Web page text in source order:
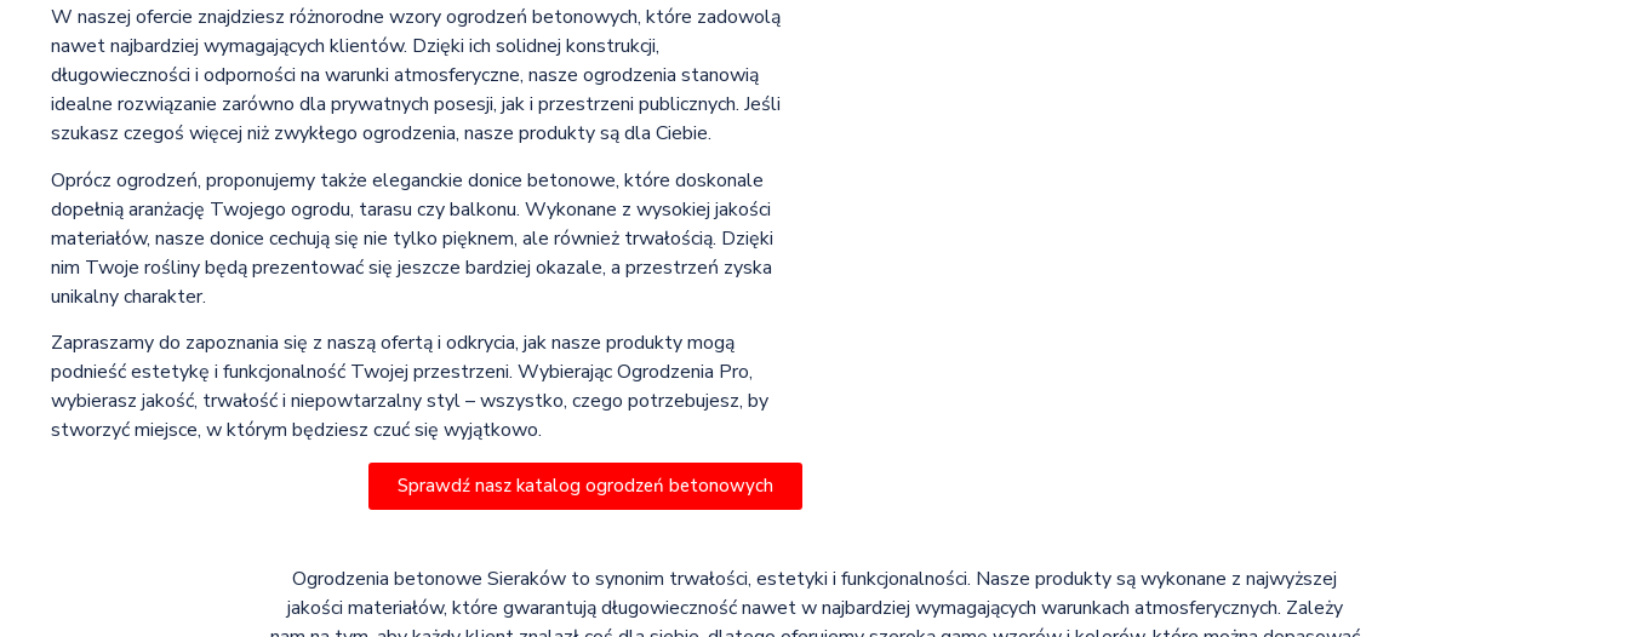
W naszej ofercie znajdziesz różnorodne wzory ogrodzeń betonowych, które zadowolą
nawet najbardziej wymagających klientów. Dzięki ich solidnej konstrukcji,
długowieczności i odporności na warunki atmosferyczne, nasze ogrodzenia stanowią
idealne rozwiązanie zarówno dla prywatnych posesji, jak i przestrzeni publicznych. Jeśli
szukasz czegoś więcej niż zwykłego ogrodzenia, nasze produkty są dla Ciebie.
Oprócz ogrodzeń, proponujemy także eleganckie donice betonowe, które doskonale
dopełnią aranżację Twojego ogrodu, tarasu czy balkonu. Wykonane z wysokiej jakości
materiałów, nasze donice cechują się nie tylko pięknem, ale również trwałością. Dzięki
nim Twoje rośliny będą prezentować się jeszcze bardziej okazale, a przestrzeń zyska
unikalny charakter.
Zapraszamy do zapoznania się z naszą ofertą i odkrycia, jak nasze produkty mogą
podnieść estetykę i funkcjonalność Twojej przestrzeni. Wybierając Ogrodzenia Pro,
wybierasz jakość, trwałość i niepowtarzalny styl – wszystko, czego potrzebujesz, by
stworzyć miejsce, w którym będziesz czuć się wyjątkowo.
Sprawdź nasz katalog ogrodzeń betonowych
Ogrodzenia betonowe Sieraków to synonim trwałości, estetyki i funkcjonalności. Nasze produkty są wykonane z najwyższej
jakości materiałów, które gwarantują długowieczność nawet w najbardziej wymagających warunkach atmosferycznych. Zależy